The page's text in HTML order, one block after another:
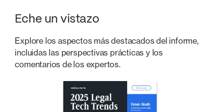
Eche un vistazo
Explore los aspectos más destacados del informe,
incluidas las perspectivas prácticas y los
comentarios de los expertos.